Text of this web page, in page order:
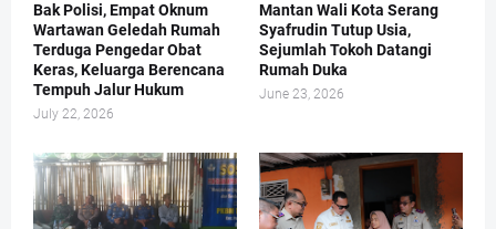
Bak Polisi, Empat Oknum
Wartawan Geledah Rumah
Terduga Pengedar Obat
Keras, Keluarga Berencana
Tempuh Jalur Hukum
July 22, 2026
Mantan Wali Kota Serang
Syafrudin Tutup Usia,
Sejumlah Tokoh Datangi
Rumah Duka
June 23, 2026